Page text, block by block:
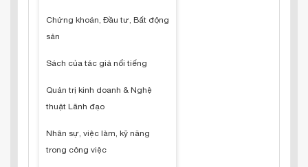
Chứng khoán, Đầu tư, Bất động
sản
Sách của tác giả nổi tiếng
Quản trị kinh doanh & Nghệ
thuật Lãnh đạo
Nhân sự, việc làm, kỹ năng
trong công việc